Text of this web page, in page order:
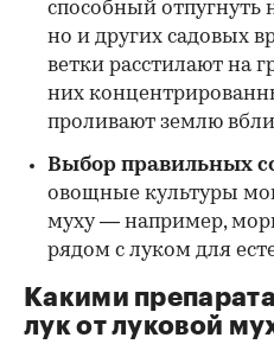
способный отпугнуть
но и других садовых
ветки расстилают на
них
проливают землю
Выбор правильных
овощные культуры
муху — например,
рядом с луком для
Какими
лук от луковой